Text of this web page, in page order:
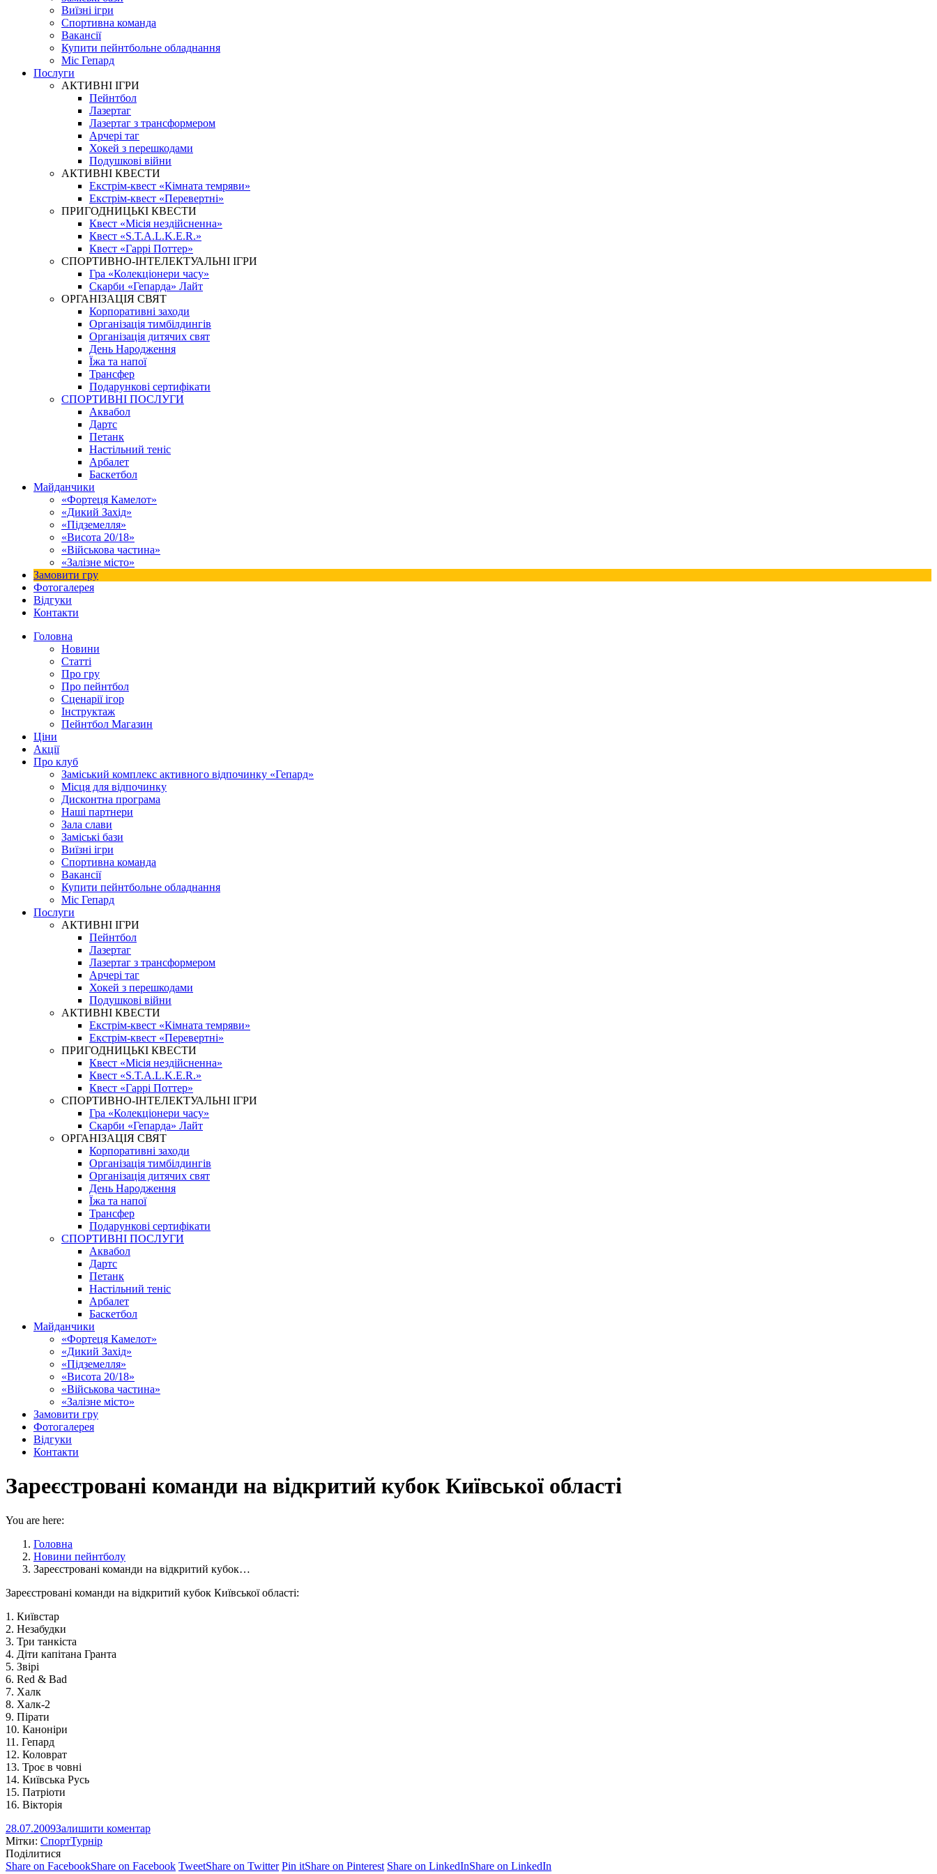
Виїзні ігри
Спортивна команда
Вакансії
Купити пейнтбольне обладнання
Міс Гепард
Послуги
АКТИВНІ ІГРИ
Пейнтбол
Лазертаг
Лазертаг з трансформером
Арчері таг
Хокей з перешкодами
Подушкові війни
АКТИВНІ КВЕСТИ
Екстрім-квест «Кімната темряви»
Екстрім-квест «Перевертні»
ПРИГОДНИЦЬКІ КВЕСТИ
Квест «Місія нездійсненна»
Квест «S.T.A.L.K.E.R.»
Квест «Гаррі Поттер»
СПОРТИВНО-ІНТЕЛЕКТУАЛЬНІ ІГРИ
Гра «Колекціонери часу»
Скарби «Гепарда» Лайт
ОРГАНІЗАЦІЯ СВЯТ
Корпоративні заходи
Організація тимбілдингів
Організація дитячих свят
День Народження
Їжа та напої
Трансфер
Подарункові сертифікати
СПОРТИВНІ ПОСЛУГИ
Аквабол
Дартс
Петанк
Настільний теніс
Арбалет
Баскетбол
Майданчики
«Фортеця Камелот»
«Дикий Захід»
«Підземелля»
«Висота 20/18»
«Військова частина»
«Залізне місто»
Замовити гру
Фотогалерея
Відгуки
Контакти
Головна
Новини
Статті
Про гру
Про пейнтбол
Сценарії ігор
Інструктаж
Пейнтбол Магазин
Ціни
Акції
Про клуб
Заміський комплекс активного відпочинку «Гепард»
Місця для відпочинку
Дисконтна програма
Наші партнери
Зала слави
Заміські бази
Виїзні ігри
Спортивна команда
Вакансії
Купити пейнтбольне обладнання
Міс Гепард
Послуги
АКТИВНІ ІГРИ
Пейнтбол
Лазертаг
Лазертаг з трансформером
Арчері таг
Хокей з перешкодами
Подушкові війни
АКТИВНІ КВЕСТИ
Екстрім-квест «Кімната темряви»
Екстрім-квест «Перевертні»
ПРИГОДНИЦЬКІ КВЕСТИ
Квест «Місія нездійсненна»
Квест «S.T.A.L.K.E.R.»
Квест «Гаррі Поттер»
СПОРТИВНО-ІНТЕЛЕКТУАЛЬНІ ІГРИ
Гра «Колекціонери часу»
Скарби «Гепарда» Лайт
ОРГАНІЗАЦІЯ СВЯТ
Корпоративні заходи
Організація тимбілдингів
Організація дитячих свят
День Народження
Їжа та напої
Трансфер
Подарункові сертифікати
СПОРТИВНІ ПОСЛУГИ
Аквабол
Дартс
Петанк
Настільний теніс
Арбалет
Баскетбол
Майданчики
«Фортеця Камелот»
«Дикий Захід»
«Підземелля»
«Висота 20/18»
«Військова частина»
«Залізне місто»
Замовити гру
Фотогалерея
Відгуки
Контакти
Зареєстровані команди на відкритий кубок Київської області
You are here:
Головна
Новини пейнтболу
Зареєстровані команди на відкритий кубок…
Зареєстровані команди на відкритий кубок Київської області:
1. Київстар
2. Незабудки
3. Три танкіста
4. Діти капітана Гранта
5. Звірі
6. Red & Bad
7. Халк
8. Халк-2
9. Пірати
10. Каноніри
11. Гепард
12. Коловрат
13. Троє в човні
14. Київська Русь
15. Патріоти
16. Вікторія
28.07.2009Залишити коментар
Мітки: СпортТурнір
Поділитися
Share on FacebookShare on Facebook TweetShare on Twitter Pin itShare on Pinterest Share on LinkedInShare on LinkedIn